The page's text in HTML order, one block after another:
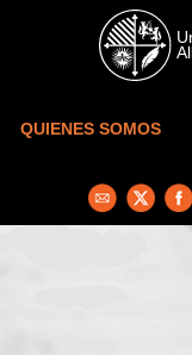
Skip to main content
QUIENES SOMOS